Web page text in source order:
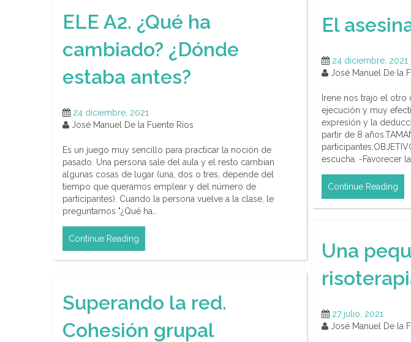
ELE A2. ¿Qué ha
cambiado? ¿Dónde
estaba antes?
24 diciembre, 2021
José Manuel De la Fuente Ríos
Es un juego muy sencillo para practicar la noción de
pasado. Una persona sale del aula y el resto cambian
algunas cosas de lugar (una, dos o tres, depende del
tiempo que queramos emplear y del número de
participantes). Cuando la persona vuelve a la clase, le
preguntamos "¿Qué ha…
Continue Reading
El
24 diciembre, 2021
José Manuel De la
Irene nos trajo el
ejecución y muy
expresión y la
partir de 8
escucha. -Favorecer
Continue Reading
Una
27 julio, 2021
José Manuel De la
Superando la red.
Cohesión grupal